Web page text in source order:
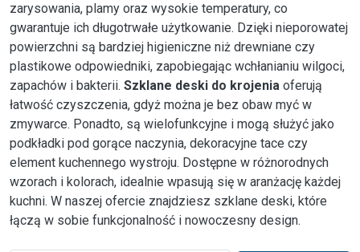
zarysowania, plamy oraz wysokie temperatury, co
gwarantuje ich długotrwałe użytkowanie. Dzięki nieporowatej
powierzchni są bardziej higieniczne niż drewniane czy
plastikowe odpowiedniki, zapobiegając wchłanianiu wilgoci,
zapachów i bakterii. Szklane deski do krojenia oferują
łatwość czyszczenia, gdyż można je bez obaw myć w
zmywarce. Ponadto, są wielofunkcyjne i mogą służyć jako
podkładki pod gorące naczynia, dekoracyjne tace czy
element kuchennego wystroju. Dostępne w różnorodnych
wzorach i kolorach, idealnie wpasują się w aranżację każdej
kuchni. W naszej ofercie znajdziesz szklane deski, które
łączą w sobie funkcjonalność i nowoczesny design.